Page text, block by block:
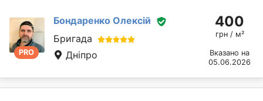
PRO
Бондаренко Олексій
Бригада
Дніпро
400
грн / м²
Вказано на
05.06.2026